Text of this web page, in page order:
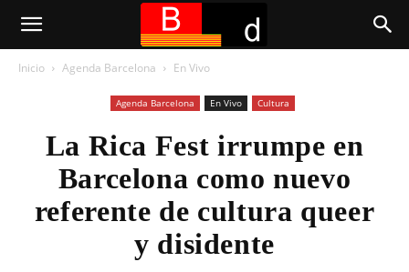
Inicio Agenda Barcelona En Vivo
Agenda Barcelona En Vivo Cultura
La Rica Fest irrumpe en
Barcelona como nuevo
referente de cultura queer
y disidente